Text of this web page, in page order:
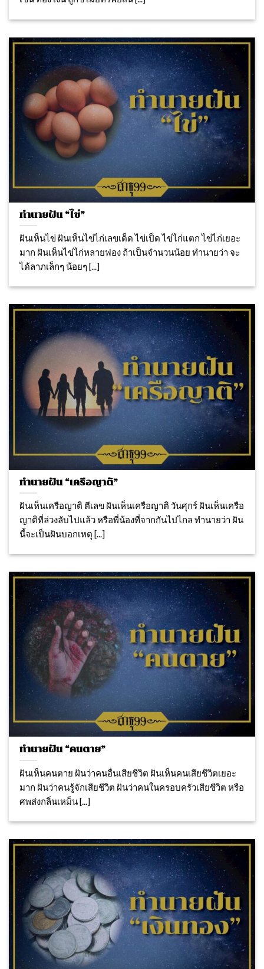
ทำนายฝัน “ไข่”
ฝันเห็นไข่ ฝันเห็นไข่ไก่เลขเด็ด ไข่เป็ด ไข่ไก่แตก ไข่ไก่เยอะ
มาก ฝันเห็นไข่ไก่หลายฟอง ถ้าเป็นจำนวนน้อย ทำนายว่า จะ
ได้ลาภเล็กๆ น้อยๆ [...]
ทำนายฝัน “เครือญาติ”
ฝันเห็นเครือญาติ ตีเลข ฝันเห็นเครือญาติ วันศุกร์ ฝันเห็นเครือ
ญาติที่ล่วงลับไปแล้ว หรือพี่น้องที่จากกันไปไกล ทำนายว่า ฝัน
นี้จะเป็นฝันบอกเหตุ [...]
ทำนายฝัน “คนตาย”
ฝันเห็นคนตาย ฝันว่าคนอื่นเสียชีวิต ฝันเห็นคนเสียชีวิตเยอะ
มาก ฝันว่าคนรู้จักเสียชีวิต ฝันว่าคนในครอบครัวเสียชีวิต หรือ
ศพส่งกลิ่นเหม็น [...]